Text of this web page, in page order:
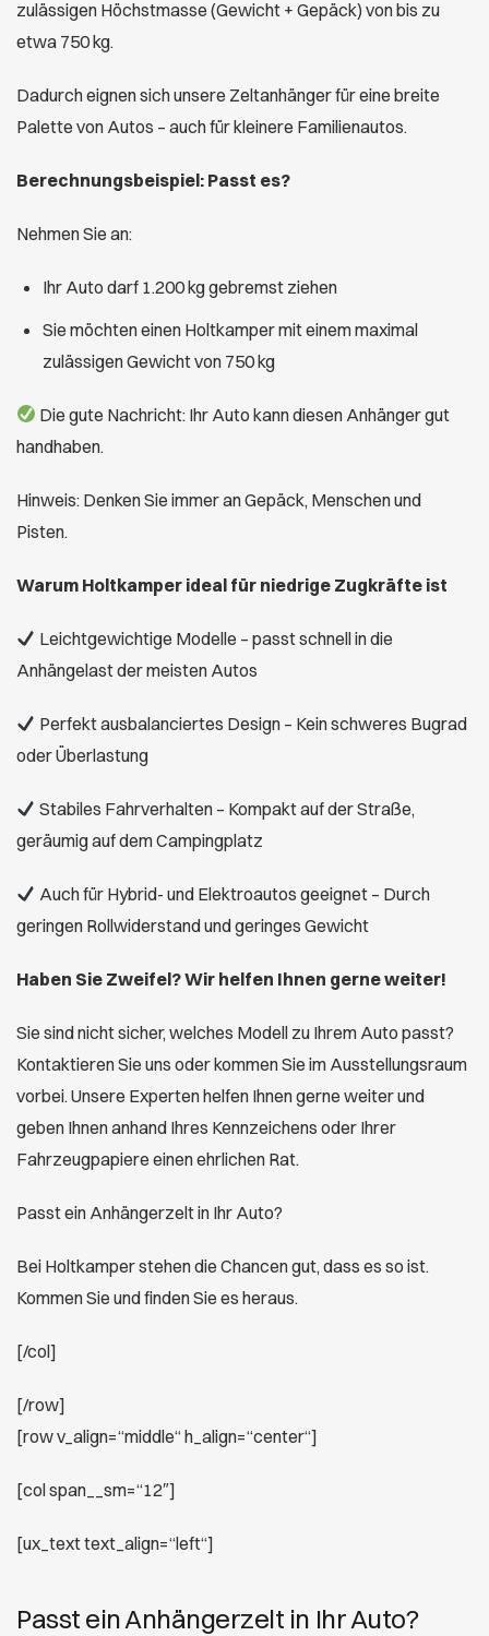
zulässigen Höchstmasse (Gewicht + Gepäck) von bis zu
etwa 750 kg.
Dadurch eignen sich unsere Zeltanhänger für eine breite
Palette von Autos – auch für kleinere Familienautos.
Berechnungsbeispiel: Passt es?
Nehmen Sie an:
Ihr Auto darf 1.200 kg gebremst ziehen
Sie möchten einen Holtkamper mit einem maximal
zulässigen Gewicht von 750 kg
Die gute Nachricht: Ihr Auto kann diesen Anhänger gut
handhaben.
Hinweis: Denken Sie immer an Gepäck, Menschen und
Pisten.
Warum Holtkamper ideal für niedrige Zugkräfte ist
Leichtgewichtige Modelle – passt schnell in die
Anhängelast der meisten Autos
Perfekt ausbalanciertes Design – Kein schweres Bugrad
oder Überlastung
Stabiles Fahrverhalten – Kompakt auf der Straße,
geräumig auf dem Campingplatz
Auch für Hybrid- und Elektroautos geeignet – Durch
geringen Rollwiderstand und geringes Gewicht
Haben Sie Zweifel? Wir helfen Ihnen gerne weiter!
Sie sind nicht sicher, welches Modell zu Ihrem Auto passt?
Kontaktieren Sie uns oder kommen Sie im Ausstellungsraum
vorbei. Unsere Experten helfen Ihnen gerne weiter und
geben Ihnen anhand Ihres Kennzeichens oder Ihrer
Fahrzeugpapiere einen ehrlichen Rat.
Passt ein Anhängerzelt in Ihr Auto?
Bei Holtkamper stehen die Chancen gut, dass es so ist.
Kommen Sie und finden Sie es heraus.
[/col]
[/row]
[row v_align=“middle“ h_align=“center“]
[col span__sm=“12″]
[ux_text text_align=“left“]
Passt ein Anhängerzelt in Ihr Auto?